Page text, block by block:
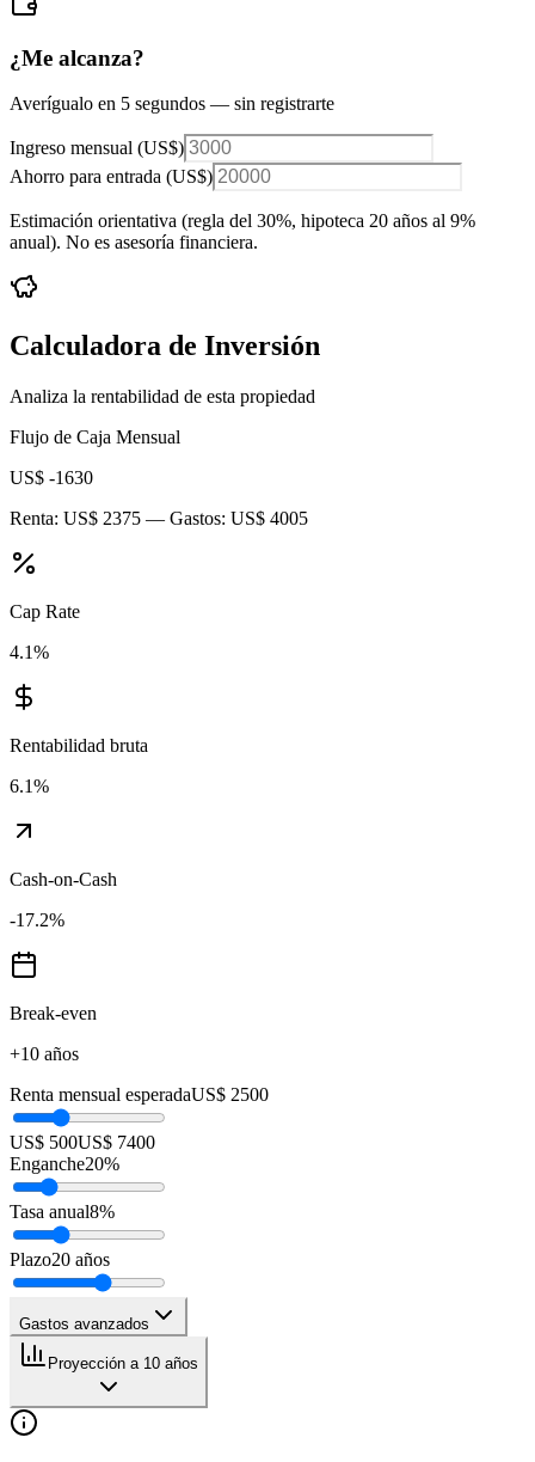
¿Me alcanza?
Averígualo en 5 segundos — sin registrarte
Ingreso mensual (US$)
Ahorro para entrada (US$)
Estimación orientativa (regla del 30%, hipoteca 20 años al 9%
anual). No es asesoría financiera.
Calculadora de Inversión
Analiza la rentabilidad de esta propiedad
Flujo de Caja Mensual
US$ -1630
Renta: US$ 2375 — Gastos: US$ 4005
Cap Rate
4.1%
Rentabilidad bruta
6.1%
Cash-on-Cash
-17.2%
Break-even
+10 años
Renta mensual esperadaUS$ 2500
US$ 500US$ 7400
Enganche20%
Tasa anual8%
Plazo20 años
Gastos avanzados
Proyección a 10 años